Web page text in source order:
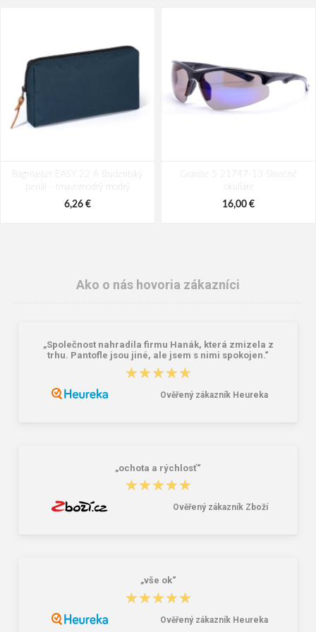
Bagmaster EASY 22 A študentský
penál - tmavomodrý modrý
6,26 €
Granite 5 21747-13 Slnečné
okuliare
16,00 €
Reisenthel Mini Maxi Shopper Dots
Lee Cooper LCW-26-07-4152M
Ako o nás hovoria zákazníci
„Společnost nahradila firmu Hanák, která zmizela z
trhu. Pantofle jsou jiné, ale jsem s nimi spokojen.“
★★★★★
★★★★★
Ověřený zákazník Heureka
„ochota a rýchlosť“
★★★★★
★★★★★
Ověřený zákazník Zboží
„vše ok“
★★★★★
★★★★★
Ověřený zákazník Heureka